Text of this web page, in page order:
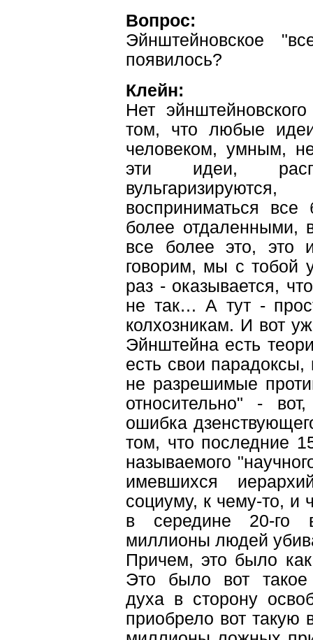
Вопрос:
Эйнштейновское
появилось?
Клейн:
Нет
том, что любые
человеком, умным,
эти идеи,
восприниматься
более отдаленными,
все более это, это
говорим, мы с тобой
раз - оказывается,
не так… А тут -
колхозникам. И вот
Эйнштейна есть
есть свои
не разрешимые
относительно" -
ошибка
том, что последние
называемого
имевшихся
социуму, к чему-то, и
в середине 20-го
миллионы людей
Причем, это было
Это было вот такое
духа в сторону
приобрело вот такую